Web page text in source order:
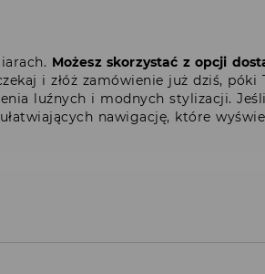
Możesz skorzystać z opcji
i złóż zamówienie już dziś, póki
luźnych i modnych stylizacji.
nawigację, które